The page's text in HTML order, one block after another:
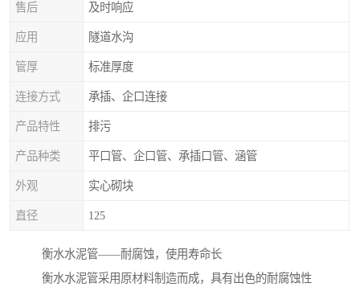
售后 及时响应
应用 隧道水沟
管厚 标准厚度
连接方式 承插、企口连接
产品特性 排污
产品种类 平口管、企口管、承插口管、涵管
外观 实心砌块
直径 125
衡水水泥管——耐腐蚀，使用寿命长
衡水水泥管采用原材料制造而成，具有出色的耐腐蚀性